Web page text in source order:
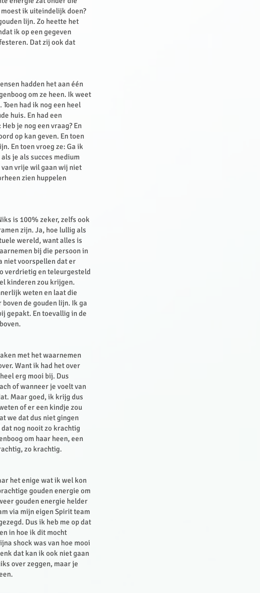
ik uiteindelijk doen?
lijn. Zo heette het
ik op een gegeven
Dat zij ook dat
hadden het aan één
om ze heen. Ik weet
had ik nog een heel
huis. En had een
je nog een vraag? En
op kan geven. En toen
En toen vroeg ze: Ga ik
je als succes medium
vrije wil gaan wij niet
zien huppelen
is 100% zeker, zelfs ook
zijn. Ja, hoe lullig als
wereld, want alles is
bij die persoon in
niet voorspellen dat er
verdrietig en teleurgesteld
kinderen zou krijgen.
weten en laat die
de gouden lijn. Ik ga
gepakt. En toevallig in de
met het waarnemen
Want ik had het over
erg mooi bij. Dus
of wanneer je voelt van
Maar goed, ik krijg dus
of er een kindje zou
we dat dus niet gingen
nog nooit zo krachtig
om haar heen, een
zo krachtig.
het enige wat ik wel kon
gouden energie om
gouden energie helder
via mijn eigen Spirit team
Dus ik heb me op dat
in hoe ik dit mocht
shock was van hoe mooi
dat kan ik ook niet gaan
over zeggen, maar je